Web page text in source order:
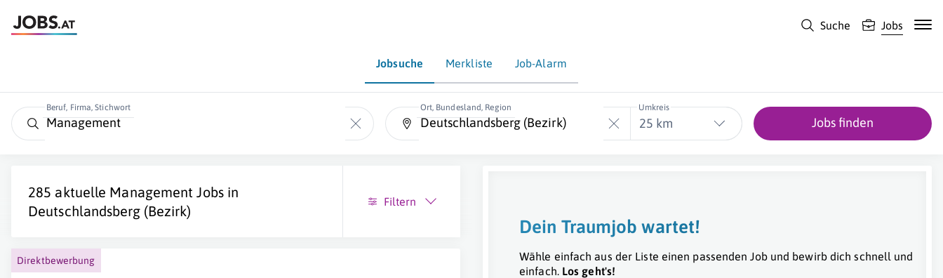
Suche Jobs
Jobsuche Merkliste Job-Alarm
Beruf, Firma, Stichwort Ort, Bundesland, Region Umkreis
25 km Jobs finden
285 aktuelle Management Jobs in
Deutschlandsberg (Bezirk)
Filtern
Direktbewerbung
Dein Traumjob wartet!
Wähle einfach aus der Liste einen passenden Job und bewirb dich schnell und
einfach. Los geht's!